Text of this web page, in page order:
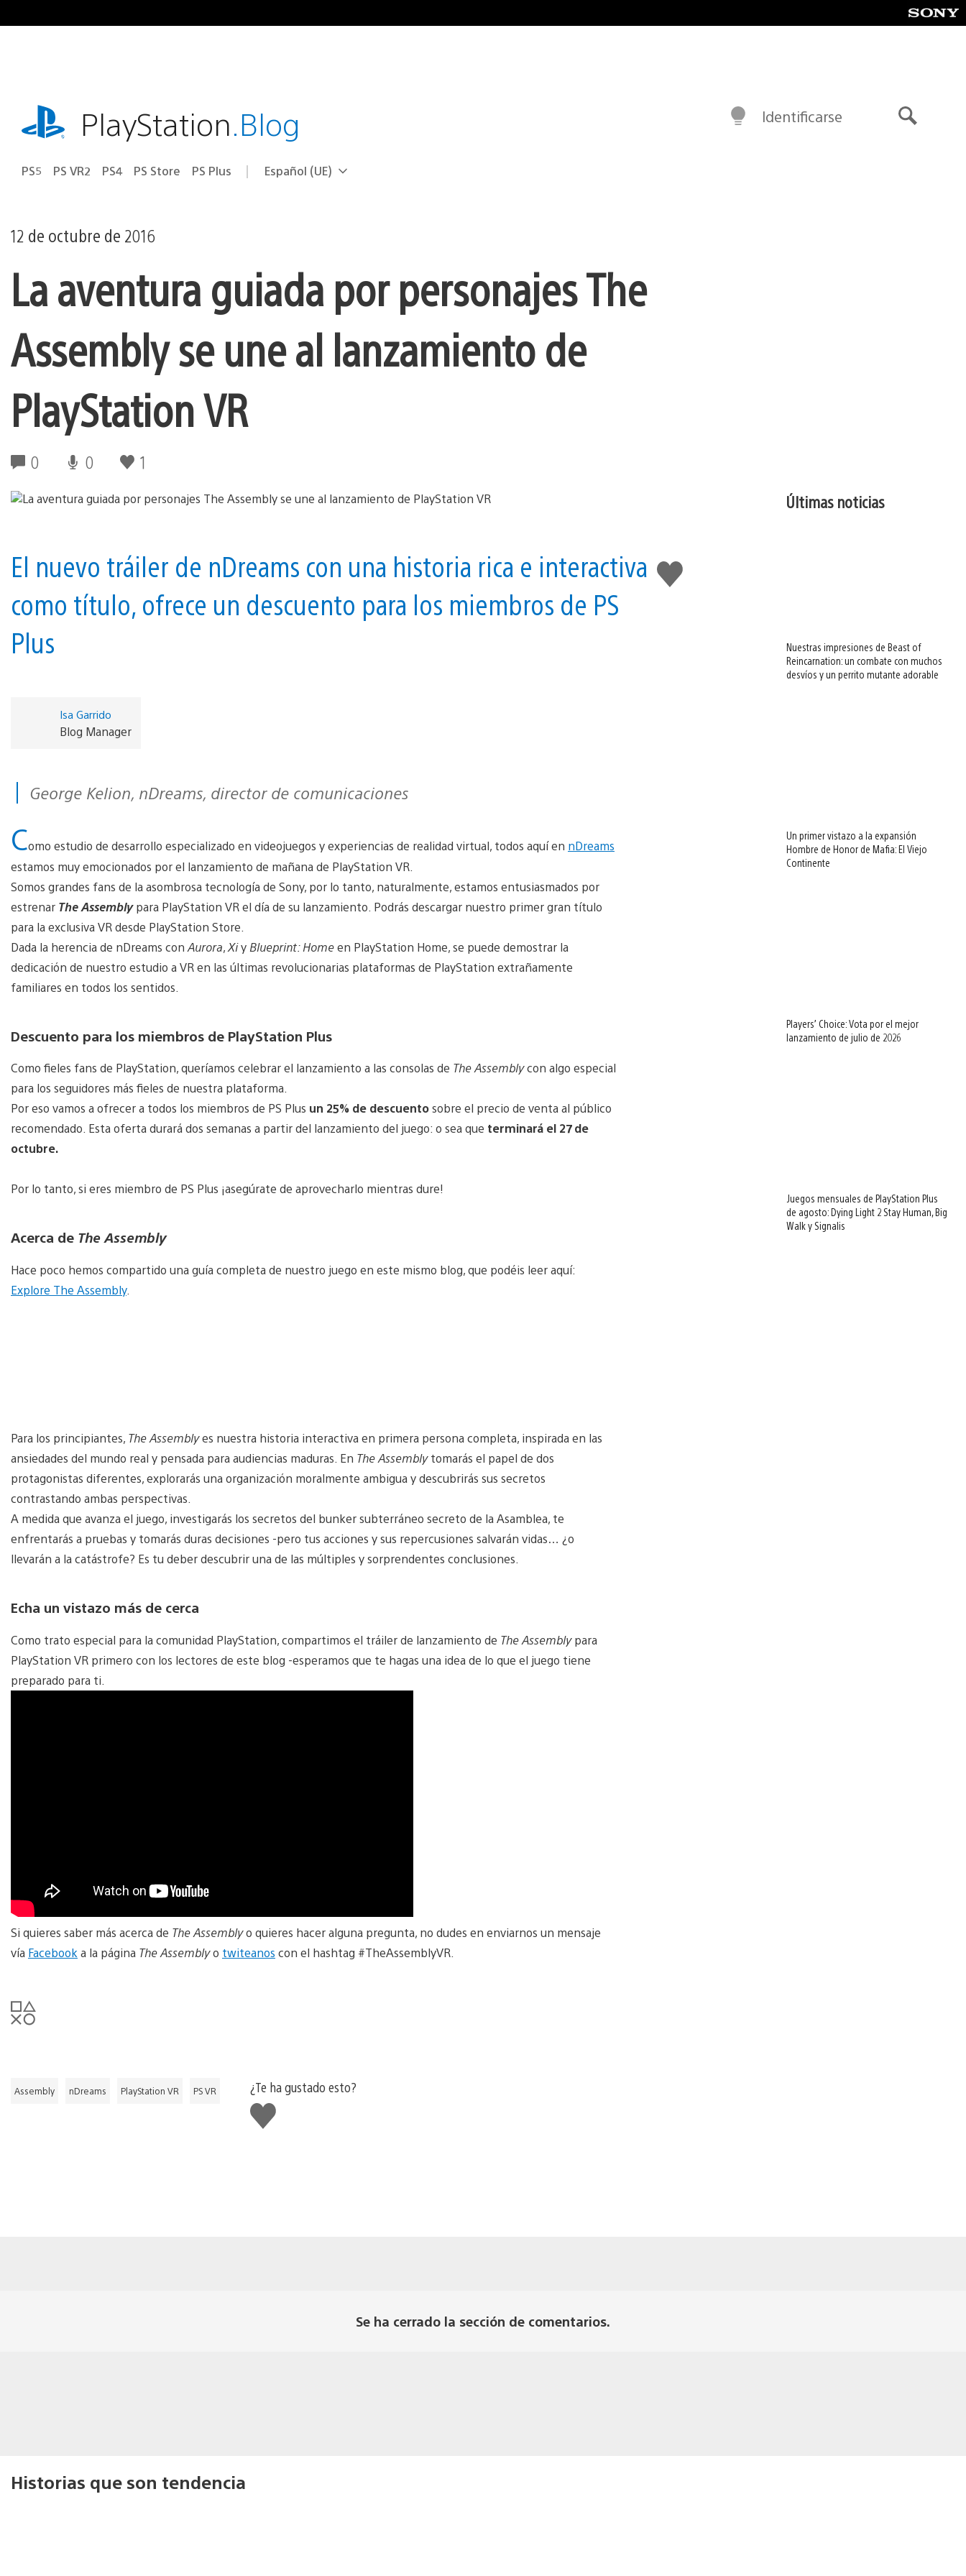
al
playstation.comPlayStation.Blog
PS5 PS VR2 PS4 PS Store PS Plus Selecciona
Región
Español (UE)
Identificarse
12 de octubre de 2016
La aventura guiada por personajes The
Assembly se une al lanzamiento de
PlayStation VR
0 0 1
Me
gusta
El nuevo tráiler de nDreams con una historia rica e interactiva
como título, ofrece un descuento para los miembros de PS
Plus
Isa Garrido
Blog Manager
George Kelion, nDreams, director de comunicaciones
Como estudio de desarrollo especializado en videojuegos y experiencias de realidad virtual, todos aquí en nDreams
estamos muy emocionados por el lanzamiento de mañana de PlayStation VR.
Somos grandes fans de la asombrosa tecnología de Sony, por lo tanto, naturalmente, estamos entusiasmados por
estrenar The Assemblypara PlayStation VR el día de su lanzamiento. Podrás descargar nuestro primer gran título
para la exclusiva VR desde PlayStation Store.
Dada la herencia de nDreams con Aurora,Xiy Blueprint: Homeen PlayStation Home, se puede demostrar la
dedicación de nuestro estudio a VR en las últimas revolucionarias plataformas de PlayStation extrañamente
familiares en todos los sentidos.
Descuento para los miembros de PlayStation Plus
Como fieles fans de PlayStation, queríamos celebrar el lanzamiento a las consolas de The Assemblycon algo especial
para los seguidores más fieles de nuestra plataforma.
Por eso vamos a ofrecer a todos los miembros de PS Plus un 25% de descuentosobre el precio de venta al público
recomendado. Esta oferta durará dos semanas a partir del lanzamiento del juego: o sea que terminará el 27 de
octubre.
Por lo tanto, si eres miembro de PS Plus ¡asegúrate de aprovecharlo mientras dure!
Acerca de The Assembly
Hace poco hemos compartido una guía completa de nuestro juego en este mismo blog, que podéis leer aquí:
Explore The Assembly.
Para los principiantes, The Assemblyes nuestra historia interactiva en primera persona completa, inspirada en las
ansiedades del mundo real y pensada para audiencias maduras. En The Assemblytomarás el papel de dos
protagonistas diferentes, explorarás una organización moralmente ambigua y descubrirás sus secretos
contrastando ambas perspectivas.
A medida que avanza el juego, investigarás los secretos del bunker subterráneo secreto de la Asamblea, te
enfrentarás a pruebas y tomarás duras decisiones -pero tus acciones y sus repercusiones salvarán vidas… ¿o
llevarán a la catástrofe? Es tu deber descubrir una de las múltiples y sorprendentes conclusiones.
Echa un vistazo más de cerca
Como trato especial para la comunidad PlayStation, compartimos el tráiler de lanzamiento de The Assemblypara
PlayStation VR primero con los lectores de este blog -esperamos que te hagas una idea de lo que el juego tiene
preparado para ti.
Si quieres saber más acerca de The Assemblyo quieres hacer alguna pregunta, no dudes en enviarnos un mensaje
vía Facebook a la página The Assemblyo twiteanos con el hashtag #TheAssemblyVR.
Assembly nDreams PlayStation VR PS VR
¿Te ha gustado esto?
Me
gusta
Últimas noticias
Nuestras impresiones de Beast of
Reincarnation: un combate con muchos
desvíos y un perrito mutante adorable
Un primer vistazo a la expansión
Hombre de Honor de Mafia: El Viejo
Continente
Players’ Choice: Vota por el mejor
lanzamiento de julio de 2026
Juegos mensuales de PlayStation Plus
de agosto: Dying Light 2 Stay Human, Big
Walk y Signalis
Se ha cerrado la sección de comentarios.
Historias que son tendencia